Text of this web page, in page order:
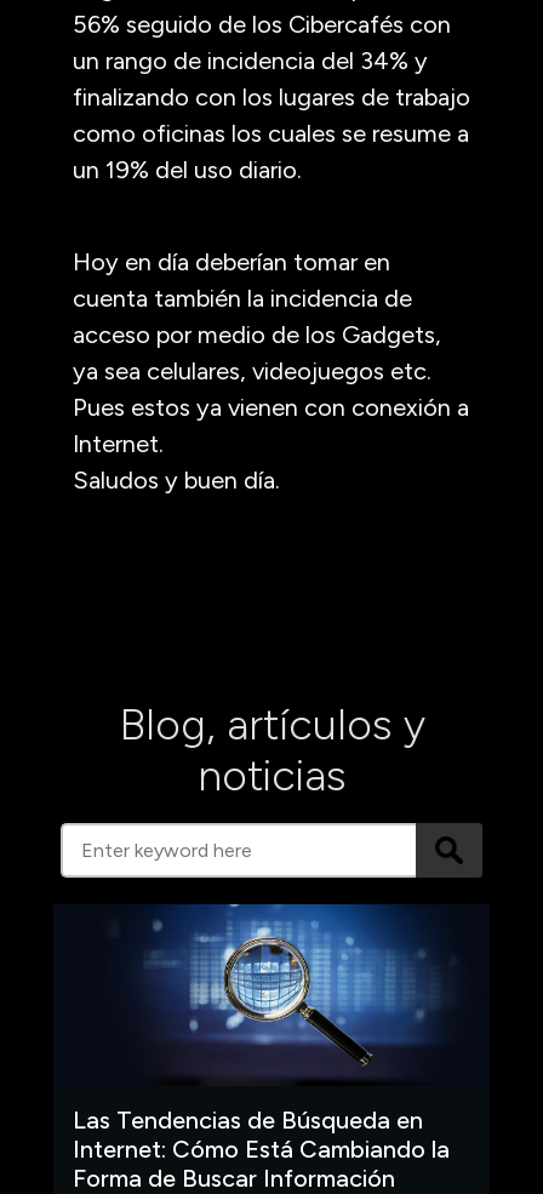
56% seguido de los Cibercafés con
un rango de incidencia del 34% y
finalizando con los lugares de trabajo
como oficinas los cuales se resume a
un 19% del uso diario.
Hoy en día deberían tomar en
cuenta también la incidencia de
acceso por medio de los Gadgets,
ya sea celulares, videojuegos etc.
Pues estos ya vienen con conexión a
Internet.
Saludos y buen día.
Blog, artículos y
noticias
Las Tendencias de Búsqueda en
Internet: Cómo Está Cambiando la
Forma de Buscar Información